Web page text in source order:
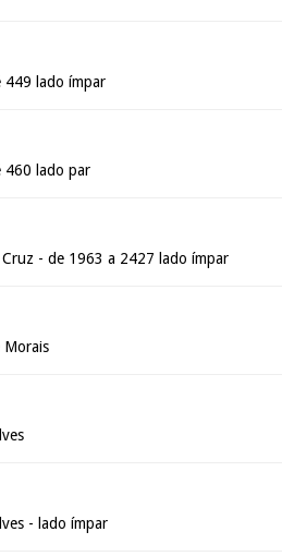
449 lado ímpar
460 lado par
- de 1963 a 2427 lado ímpar
Morais
- lado ímpar